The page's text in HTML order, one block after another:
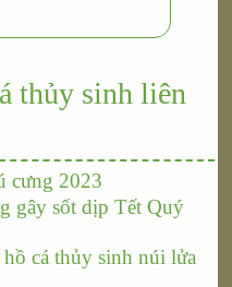
thủy sinh liên
cưng 2023
gây sốt dịp Tết Quý
cá thủy sinh núi lửa